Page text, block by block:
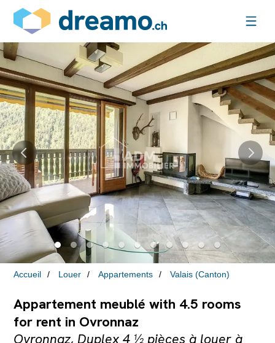
Accueil Louer Appartements Valais (Canton)
Appartement meublé with 4.5 rooms
for rent in Ovronnaz
Ovronnaz, Duplex 4 ½ pièces à louer à